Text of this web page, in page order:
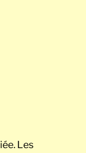
Les